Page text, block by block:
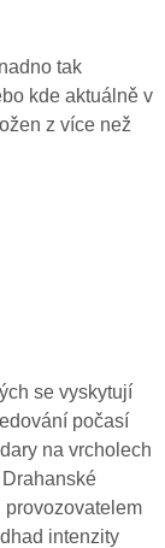
tak
kde aktuálně v
z více než
se vyskytují
počasí
na vrcholech
provozovatelem
intenzity